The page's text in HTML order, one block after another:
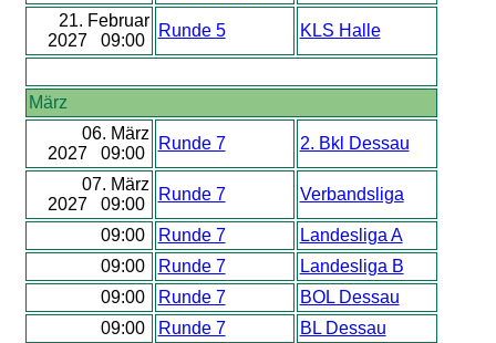
21. Februar
2027 09:00
Runde 5 KLS Halle
März
06. März
2027 09:00
Runde 7 2. Bkl Dessau
07. März
2027 09:00
Runde 7 Verbandsliga
09:00 Runde 7
Landesliga A
09:00
Runde 7
Landesliga B
09:00
Runde 7
BOL Dessau
09:00
Runde 7
BL Dessau